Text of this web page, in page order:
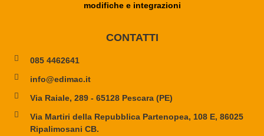
modifiche e integrazioni
CONTATTI
085 4462641
info@edimac.it
Via Raiale, 289 - 65128 Pescara (PE)
Via Martiri della Repubblica Partenopea, 108 E, 86025
Ripalimosani CB.